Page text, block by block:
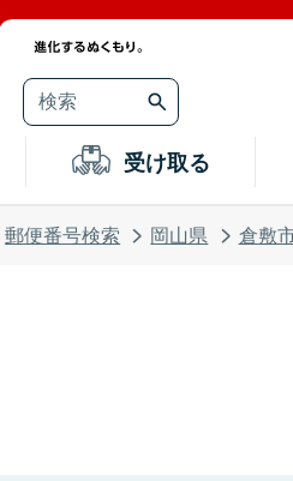
受け取る
郵便番号検索 岡山県 倉敷